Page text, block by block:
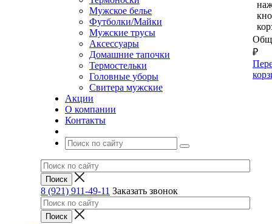
Мужское белье
Футболки/Майки
Мужские трусы
Аксессуары
Домашние тапочки
Термостельки
Головные уборы
Свитера мужские
Акции
О компании
Контакты
8 (921) 911-49-11 Заказать звонок
₽